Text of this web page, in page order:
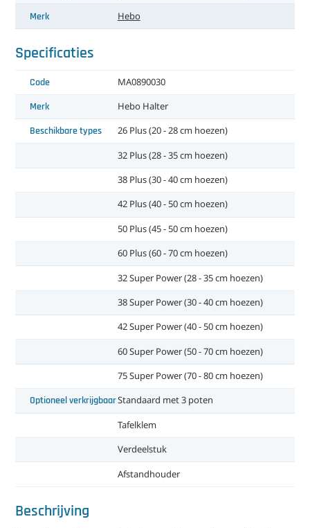
Teeltwisseling
Laatst toegevoegd
Merk Hebo
Specificaties
Code MA0890030
Merk Hebo Halter
Beschikbare types
26 Plus (20 - 28 cm hoezen)
32 Plus (28 - 35 cm hoezen)
38 Plus (30 - 40 cm hoezen)
42 Plus (40 - 50 cm hoezen)
50 Plus (45 - 50 cm hoezen)
60 Plus (60 - 70 cm hoezen)
32 Super Power (28 - 35 cm hoezen)
38 Super Power (30 - 40 cm hoezen)
42 Super Power (40 - 50 cm hoezen)
60 Super Power (50 - 70 cm hoezen)
75 Super Power (70 - 80 cm hoezen)
Optioneel verkrijgbaarStandaard met 3 poten
Tafelklem
Verdeelstuk
Afstandhouder
Beschrijving